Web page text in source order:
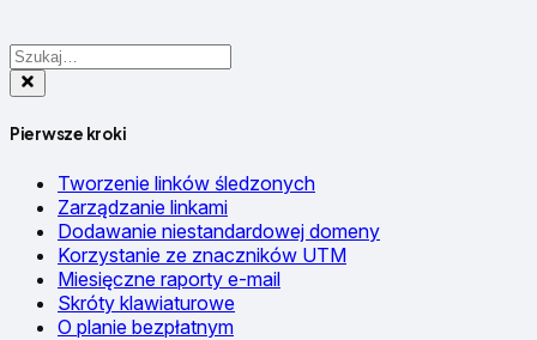
Pierwsze kroki
Tworzenie linków śledzonych
Zarządzanie linkami
Dodawanie niestandardowej domeny
Korzystanie ze znaczników UTM
Miesięczne raporty e-mail
Skróty klawiaturowe
O planie bezpłatnym